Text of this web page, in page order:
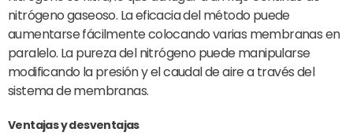
nitrógeno gaseoso. La eficacia del método puede
aumentarse fácilmente colocando varias membranas en
paralelo. La pureza del nitrógeno puede manipularse
modificando la presión y el caudal de aire a través del
sistema de membranas.
Ventajas y desventajas